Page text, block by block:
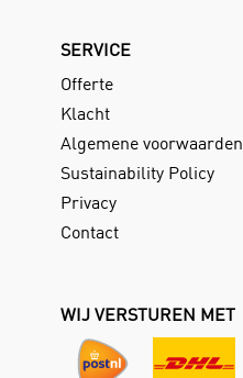
SERVICE
Offerte
Klacht
Algemene voorwaarden
Sustainability Policy
Privacy
Contact
WIJ VERSTUREN MET